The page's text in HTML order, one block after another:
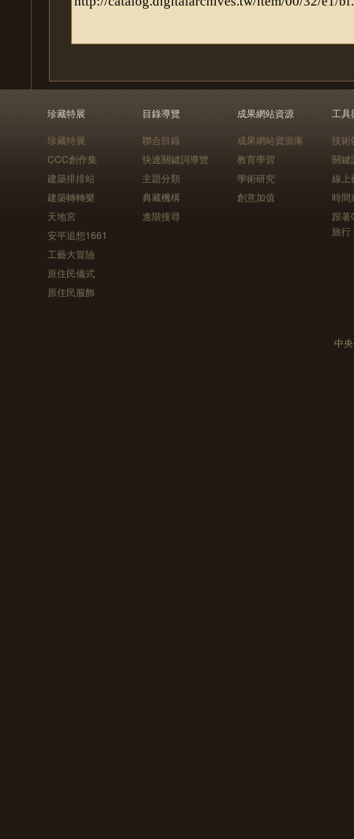
珍藏特展
珍藏特展
CCC創作集
建築排排站
建築轉轉樂
天地宮
安平追想1661
工藝大冒險
原住民儀式
原住民服飾
目錄導覽
聯合目錄
快速關鍵詞導覽
主題分類
典藏機構
進階搜尋
成果網站資源
成果網站資源庫
教育學習
學術研究
創意加值
工具
技術
關鍵
線上
時間
跟
旅行
中